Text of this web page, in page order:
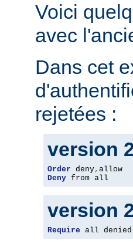
Voici
avec
Dans cet
rejetées :
version
Order deny,
Deny from all
version
Require all denied